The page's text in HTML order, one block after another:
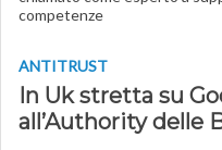
competenze
ANTITRUST
In Uk stretta su
all’Authority delle